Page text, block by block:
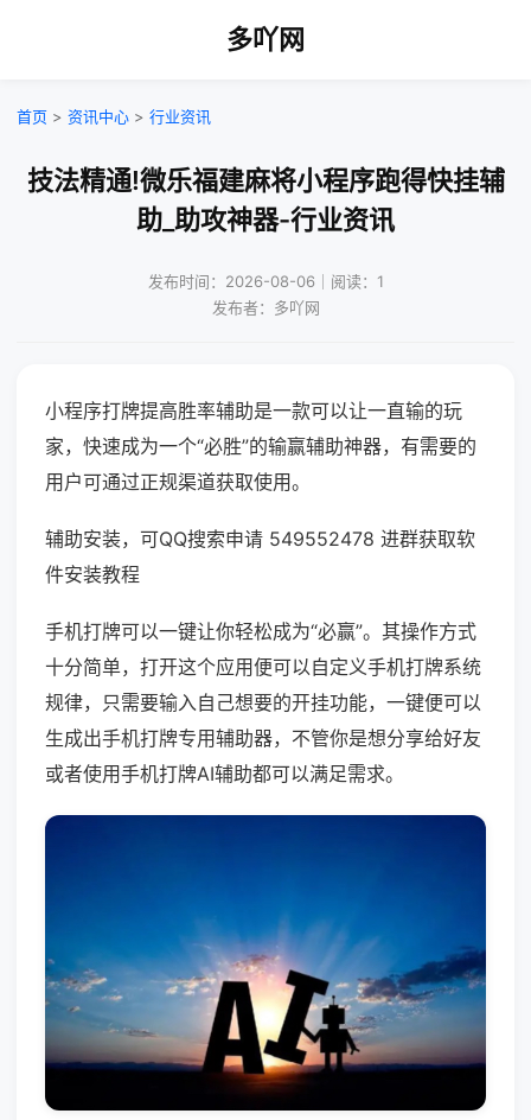
多吖网
首页 > 资讯中心 > 行业资讯
技法精通!微乐福建麻将小程序跑得快挂辅
助_助攻神器-行业资讯
发布时间：2026-08-06｜阅读：1
发布者：多吖网
小程序打牌提高胜率辅助是一款可以让一直输的玩
家，快速成为一个“必胜”的输赢辅助神器，有需要的
用户可通过正规渠道获取使用。
辅助安装，可QQ搜索申请 549552478 进群获取软
件安装教程
手机打牌可以一键让你轻松成为“必赢”。其操作方式
十分简单，打开这个应用便可以自定义手机打牌系统
规律，只需要输入自己想要的开挂功能，一键便可以
生成出手机打牌专用辅助器，不管你是想分享给好友
或者使用手机打牌AI辅助都可以满足需求。